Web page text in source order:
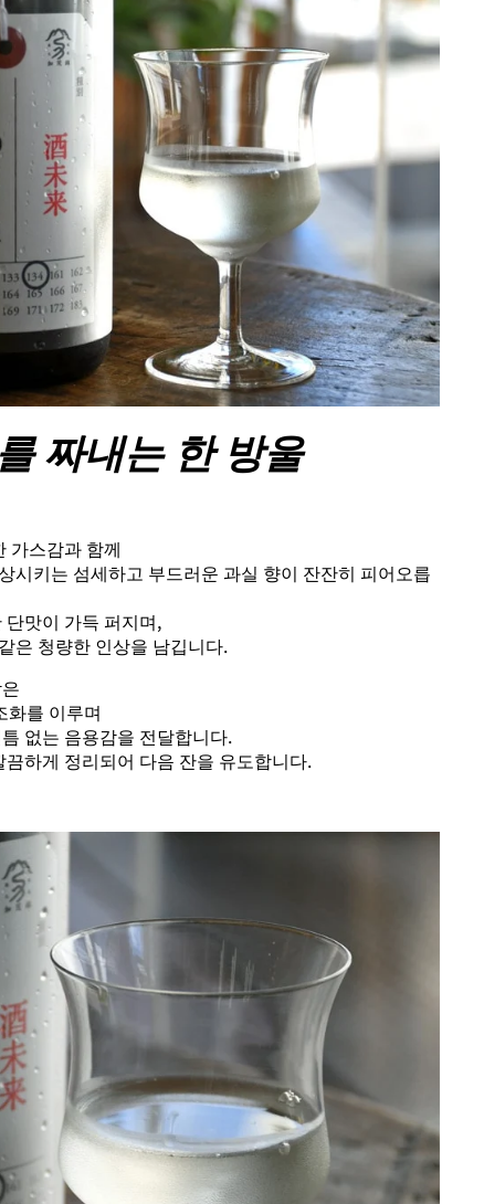
짜내는 한 방울
가스감과 함께
시키는 섬세하고 부드러운 과실 향이 잔잔히 피어오릅
맛이 가득 퍼지며,
은 청량한 인상을 남깁니다.
화를 이루며
없는 음용감을 전달합니다.
하게 정리되어 다음 잔을 유도합니다.